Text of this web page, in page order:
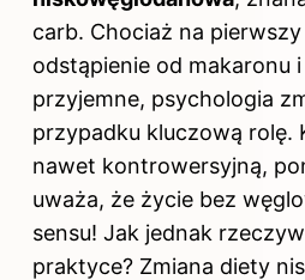
carb. Chociaż na
odstąpienie od makaronu
przyjemne, psychologia
przypadku kluczową rolę.
nawet kontrowersyjną,
uważa, że życie bez
sensu! Jak jednak
praktyce? Zmiana diety